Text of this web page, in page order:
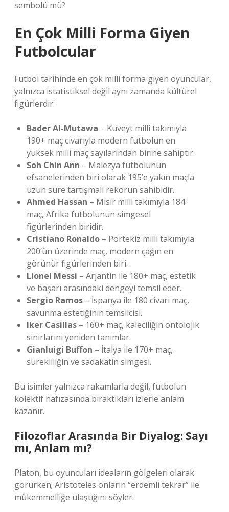
sembolü mü?
En Çok Milli Forma Giyen
Futbolcular
Futbol tarihinde en çok milli forma giyen oyuncular,
yalnızca istatistiksel değil aynı zamanda kültürel
figürlerdir:
Bader Al-Mutawa – Kuveyt milli takımıyla
190+ maç civarıyla modern futbolun en
yüksek milli maç sayılarından birine sahiptir.
Soh Chin Ann – Malezya futbolunun
efsanelerinden biri olarak 195’e yakın maçla
uzun süre tartışmalı rekorun sahibidir.
Ahmed Hassan – Mısır milli takımıyla 184
maç, Afrika futbolunun simgesel
figürlerinden biridir.
Cristiano Ronaldo – Portekiz milli takımıyla
200’ün üzerinde maç, modern çağın en
görünür figürlerinden biri.
Lionel Messi – Arjantin ile 180+ maç, estetik
ve başarı arasındaki dengeyi temsil eder.
Sergio Ramos – İspanya ile 180 civarı maç,
savunma estetiğinin temsilcisi.
Iker Casillas – 160+ maç, kaleciliğin ontolojik
sınırlarını yeniden tanımlar.
Gianluigi Buffon – İtalya ile 170+ maç,
sürekliliğin ve sadakatin simgesi.
Bu isimler yalnızca rakamlarla değil, futbolun
kolektif hafızasında bıraktıkları izlerle anlam
kazanır.
Filozoflar Arasında Bir Diyalog: Sayı
mı, Anlam mı?
Platon, bu oyuncuları ideaların gölgeleri olarak
görürken; Aristoteles onların “erdemli tekrar” ile
mükemmelliğe ulaştığını söyler.